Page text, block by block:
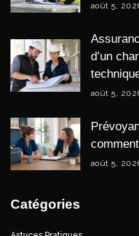
août 5,
d’un
août 5,
août 5,
Catégories